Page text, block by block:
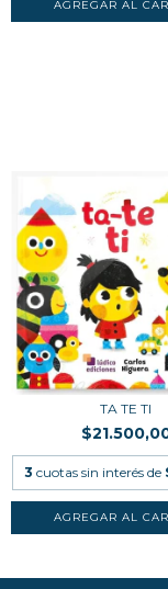
TA TE TI
3 cuotas sin interés de